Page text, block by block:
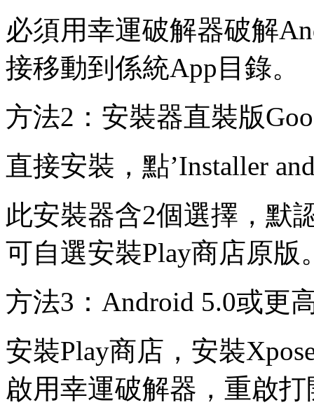
必須用幸運破解器破解
接移動到係統App目錄。
方法2：安裝器直裝版
直接安裝，點’Installer
此安裝器含2個選擇，默
可自選安裝Play商店原版
方法3：Android 5.0或更
安裝Play商店，安裝
啟用幸運破解器，重啟